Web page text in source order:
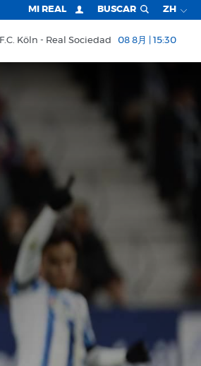
MI REAL BUSCAR ZH
F.C. Köln Real Sociedad 08 8月 | 15:30